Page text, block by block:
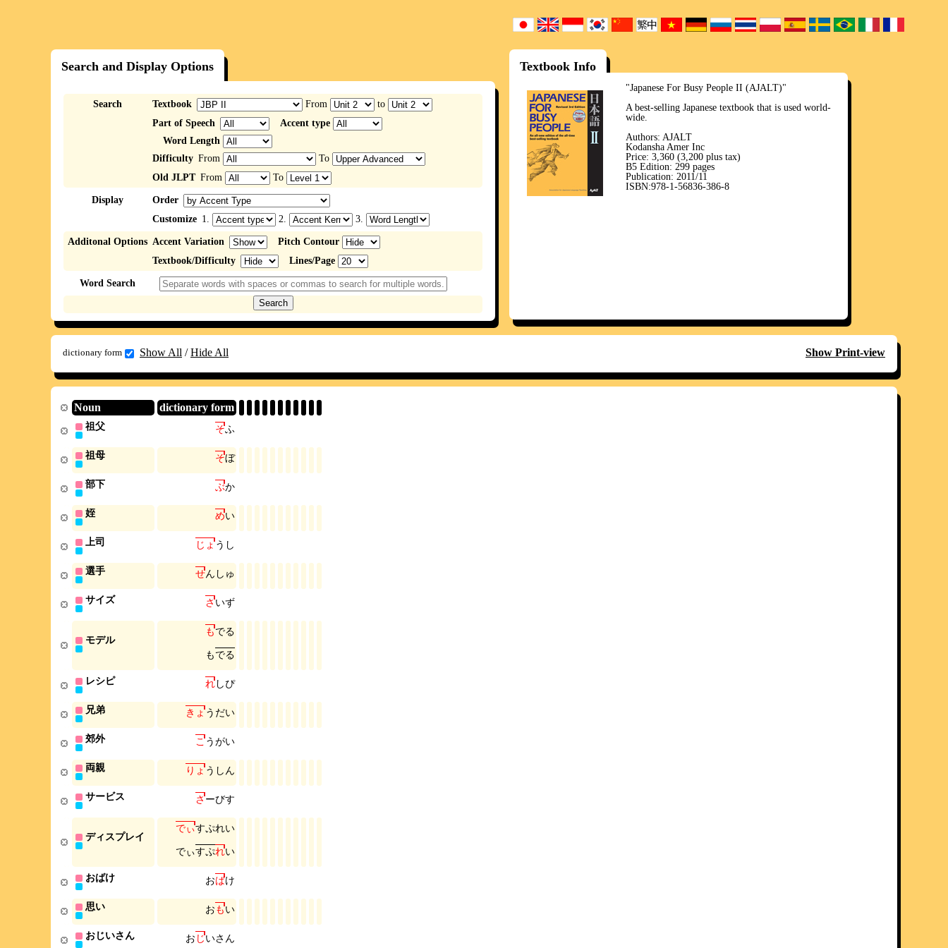
Search and Display Options
Search Textbook From
to
Part of Speech
Accent type
Word Length
Difficulty From
To
Old JLPT From To
Display
Order
Customize 1. 2. 3.
Additonal Options Accent Variation
Pitch Contour
Textbook/Difficulty
Lines/Page
Word Search
Textbook Info
"Japanese For Busy People II (AJALT)"
A best-selling Japanese textbook that is used world-
wide.
Authors: AJALT
Kodansha Amer Inc
Price: 3,360 (3,200 plus tax)
B5 Edition: 299 pages
Publication: 2011/11
ISBN:978-1-56836-386-8
dictionary form Show All /Hide All Show Print-view
Noun dictionary form
祖父 そふ
祖母 そぼ
部下 ぶか
姪 めい
上司 じ ょう し
選手 せん し ゅ
サイズ さいず
モデル
もでる
もでる
レシピ れしぴ
兄弟 き ょう だい
郊外 こうがい
両親 り ょう し ん
サービス さーびす
ディスプレイ
でぃすぷれい
でぃすぷれい
おばけ おばけ
思い おもい
おじいさん お じいさ ん